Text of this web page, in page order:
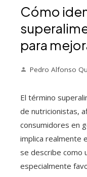
Cómo
para
Pedro Alfonso
El término
de nutricionistas,
consumidores en
implica realmente
se describe como
especialmente